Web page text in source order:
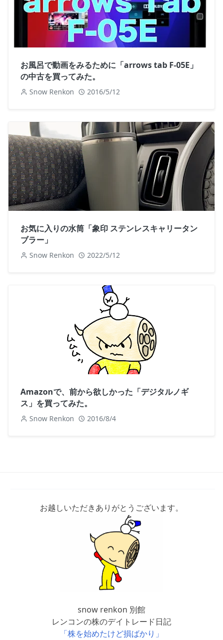
お風呂で動画をみるために「arrows tab F-05E」
の中古を買ってみた。
Snow Renkon 2016/5/12
お気に入りの水筒「象印 ステンレスキャリータン
ブラー」
Snow Renkon 2022/5/12
Amazonで、前から欲しかった「デジタルノギ
ス」を買ってみた。
Snow Renkon 2016/8/4
お越しいただきありがとうございます。
snow renkon 別館
レンコンの株のデイトレード日記
「株を始めたけど損ばかり」